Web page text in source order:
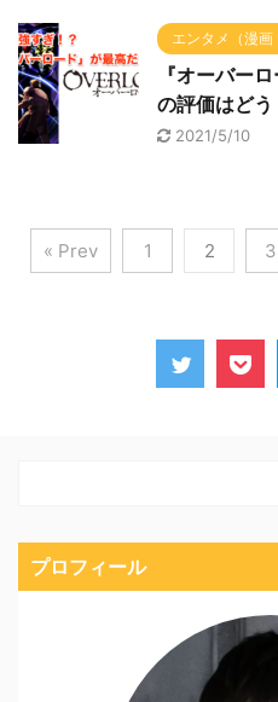
エンタメ（漫画
『オーバー
の評価はどう
2021/5/10
« Prev 1 2 3
プロフィール